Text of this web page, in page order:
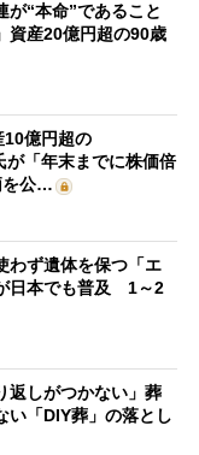
が“本命”であること
資産20億円超の90歳
10億円超の
が「年末までに株価倍
を公…
わず遺体を保つ「エ
日本でも普及 1～2
返しがつかない」葬
い「DIY葬」の落とし